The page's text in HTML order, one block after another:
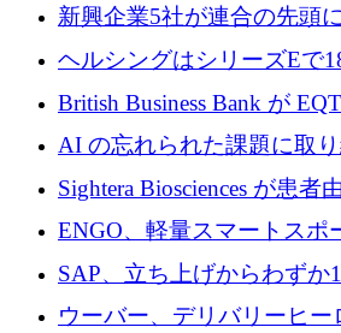
5,000万ドルの資金調達で
新興企業5社が連合の先頭
センサーをEUのクリーン
ヘルシングはシリーズEで
ウーバーはデリバリー・ヒ
ロの契約で買収、レボルト
銀行を立ち上げる
British Business Bank が
2,500 万ユーロのコミット
AI の忘れられた課題に取
プを実現: カメラロール
Sightera Biosciences が患者
ットフォームを拡大するた
のプレシードをクローズ
ENGO、軽量スマートスポ
進歩のために510万ユーロ
SAP、立ち上げからわずか
を10億ユーロ以上の契約で
ウーバー、デリバリーヒー